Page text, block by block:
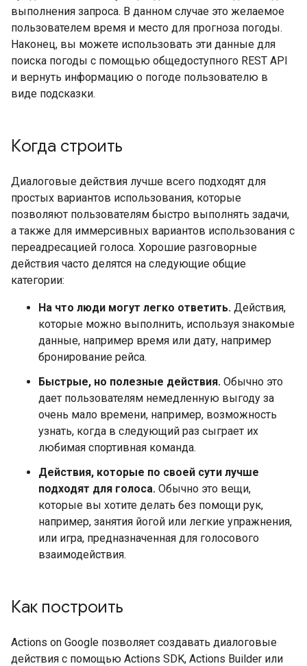
выполнения запроса. В данном случае это желаемое
пользователем время и место для прогноза погоды.
Наконец, вы можете использовать эти данные для
поиска погоды с помощью общедоступного REST API
и вернуть информацию о погоде пользователю в
виде подсказки.
Когда строить
Диалоговые действия лучше всего подходят для
простых вариантов использования, которые
позволяют пользователям быстро выполнять задачи,
а также для иммерсивных вариантов использования с
переадресацией голоса. Хорошие разговорные
действия часто делятся на следующие общие
категории:
На что люди могут легко ответить. Действия,
которые можно выполнить, используя знакомые
данные, например время или дату, например
бронирование рейса.
Быстрые, но полезные действия. Обычно это
дает пользователям немедленную выгоду за
очень мало времени, например, возможность
узнать, когда в следующий раз сыграет их
любимая спортивная команда.
Действия, которые по своей сути лучше
подходят для голоса. Обычно это вещи,
которые вы хотите делать без помощи рук,
например, занятия йогой или легкие упражнения,
или игра, предназначенная для голосового
взаимодействия.
Как построить
Actions on Google позволяет создавать диалоговые
действия с помощью Actions SDK, Actions Builder или